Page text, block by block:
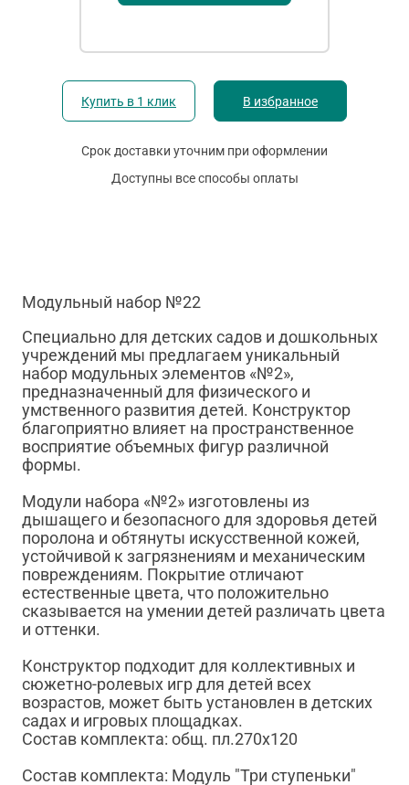
Купить в 1 клик В избранное
Срок доставки уточним при оформлении
Доступны все способы оплаты
Модульный набор №22
Специально для детских садов и дошкольных
учреждений мы предлагаем уникальный
набор модульных элементов «№2»,
предназначенный для физического и
умственного развития детей. Конструктор
благоприятно влияет на пространственное
восприятие объемных фигур различной
формы.
Модули набора «№2» изготовлены из
дышащего и безопасного для здоровья детей
поролона и обтянуты искусственной кожей,
устойчивой к загрязнениям и механическим
повреждениям. Покрытие отличают
естественные цвета, что положительно
сказывается на умении детей различать цвета
и оттенки.
Конструктор подходит для коллективных и
сюжетно-ролевых игр для детей всех
возрастов, может быть установлен в детских
садах и игровых площадках.
Состав комплекта: общ. пл.270х120
Состав комплекта: Модуль "Три ступеньки"